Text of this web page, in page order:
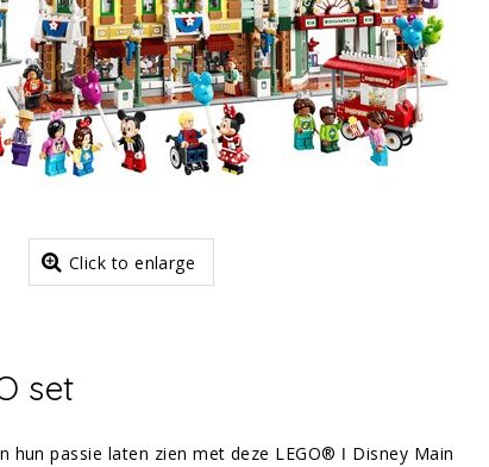
Click to enlarge
set
passie laten zien met deze LEGO® ǀ Disney Main